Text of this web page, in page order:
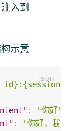
入到
示意
: "你好"
:
"你好，我能帮